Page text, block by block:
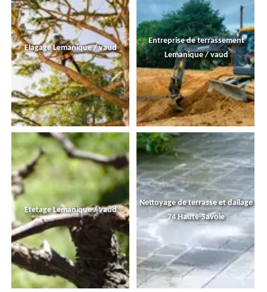
Elagage Lemanique / vaud
Entreprise de terrassement
Lemanique / vaud
Etetage Lemanique / vaud
Nettoyage de terrasse et dallage
74 Haute-Savoie